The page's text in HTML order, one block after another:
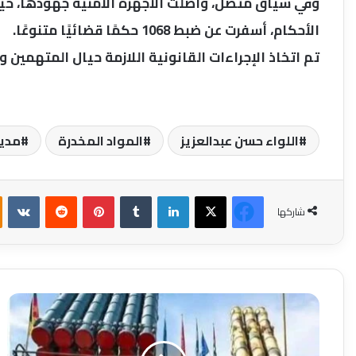
الأحكام، أسفرت عن ضبط 1068 حكمًا قضائيًا متنوعًا.
تم اتخاذ الإجراءات القانونية اللازمة حيال
اللواء حسن عبدالعزيز المواد المخدرة
شاركها
فيسبوك
‫X لينكدإن بينتيريست
تقارير
إعلامية